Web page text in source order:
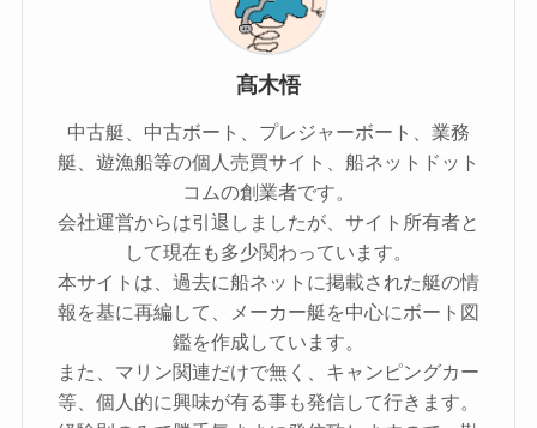
髙木悟
中古艇、中古ボート、プレジャーボート、業務
艇、遊漁船等の個人売買サイト、船ネットドット
コムの創業者です。
会社運営からは引退しましたが、サイト所有者と
して現在も多少関わっています。
本サイトは、過去に船ネットに掲載された艇の情
報を基に再編して、メーカー艇を中心にボート図
鑑を作成しています。
また、マリン関連だけで無く、キャンピングカー
等、個人的に興味が有る事も発信して行きます。